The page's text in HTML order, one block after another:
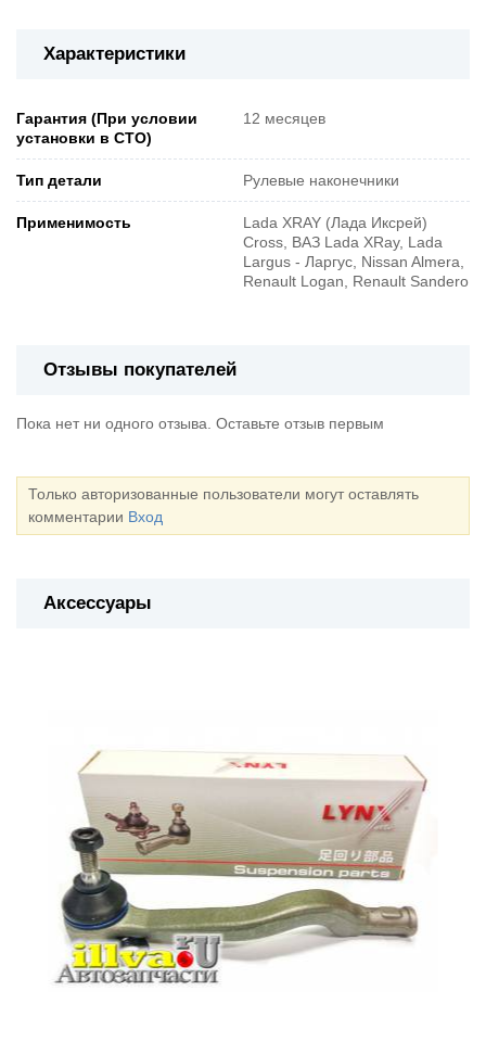
Характеристики
Гарантия (При условии
установки в СТО)
12 месяцев
Тип детали Рулевые наконечники
Применимость
Lada XRAY (Лада Иксрей)
Cross, ВАЗ Lada XRay, Lada
Largus - Ларгус, Nissan Almera,
Renault Logan, Renault Sandero
Отзывы покупателей
Пока нет ни одного отзыва. Оставьте отзыв первым
Только авторизованные пользователи могут оставлять
комментарии Вход
Аксессуары